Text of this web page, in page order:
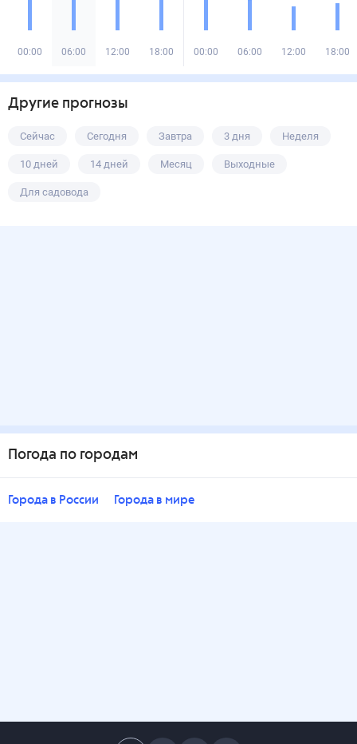
00:00 06:00 12:00 18:00 00:00 06:00 12:00 18:00
Другие прогнозы
Сейчас Сегодня Завтра 3 дня Неделя
10 дней 14 дней Месяц Выходные
Для садовода
Погода по городам
Города в России Города в мире